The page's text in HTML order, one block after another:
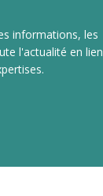
informations, les
l'actualité en lien